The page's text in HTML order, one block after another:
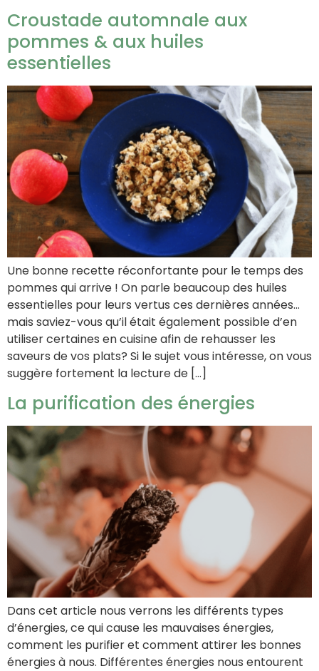
Croustade automnale aux
pommes & aux huiles
essentielles
Une bonne recette réconfortante pour le temps des
pommes qui arrive ! On parle beaucoup des huiles
essentielles pour leurs vertus ces dernières années…
mais saviez-vous qu’il était également possible d’en
utiliser certaines en cuisine afin de rehausser les
saveurs de vos plats? Si le sujet vous intéresse, on vous
suggère fortement la lecture de […]
La purification des énergies
Dans cet article nous verrons les différents types
d’énergies, ce qui cause les mauvaises énergies,
comment les purifier et comment attirer les bonnes
énergies à nous. Différentes énergies nous entourent